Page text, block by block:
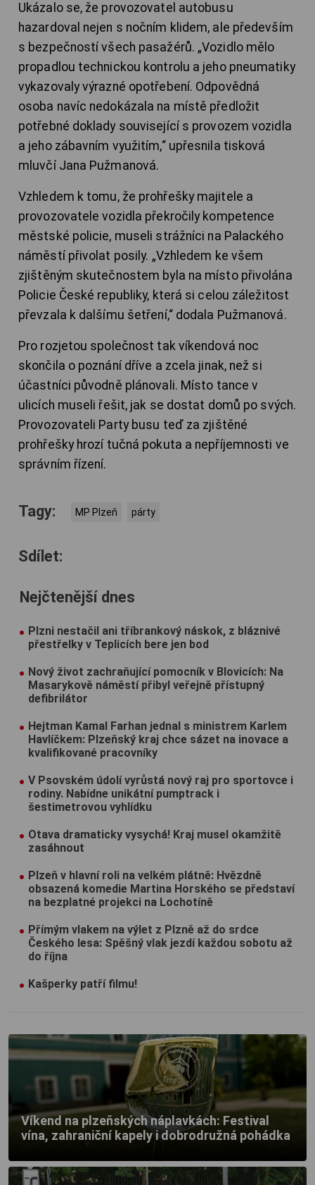
Ukázalo se, že provozovatel autobusu
hazardoval nejen s nočním klidem, ale především
s bezpečností všech pasažérů. „Vozidlo mělo
propadlou technickou kontrolu a jeho pneumatiky
vykazovaly výrazné opotřebení. Odpovědná
osoba navíc nedokázala na místě předložit
potřebné doklady související s provozem vozidla
a jeho zábavním využitím,“ upřesnila tisková
mluvčí Jana Pužmanová.
Vzhledem k tomu, že prohřešky majitele a
provozovatele vozidla překročily kompetence
městské policie, museli strážníci na Palackého
náměstí přivolat posily. „Vzhledem ke všem
zjištěným skutečnostem byla na místo přivolána
Policie České republiky, která si celou záležitost
převzala k dalšímu šetření,“ dodala Pužmanová.
Pro rozjetou společnost tak víkendová noc
skončila o poznání dříve a zcela jinak, než si
účastníci původně plánovali. Místo tance v
ulicích museli řešit, jak se dostat domů po svých.
Provozovateli Party busu teď za zjištěné
prohřešky hrozí tučná pokuta a nepříjemnosti ve
správním řízení.
Tagy: MP Plzeň párty
Sdílet:
Nejčtenější dnes
Plzni nestačil ani tříbrankový náskok, z bláznivé
přestřelky v Teplicích bere jen bod
Nový život zachraňující pomocník v Blovicích: Na
Masarykově náměstí přibyl veřejně přístupný
defibrilátor
Hejtman Kamal Farhan jednal s ministrem Karlem
Havlíčkem: Plzeňský kraj chce sázet na inovace a
kvalifikované pracovníky
V Psovském údolí vyrůstá nový raj pro sportovce i
rodiny. Nabídne unikátní pumptrack i
šestimetrovou vyhlídku
Otava dramaticky vysychá! Kraj musel okamžitě
zasáhnout
Plzeň v hlavní roli na velkém plátně: Hvězdně
obsazená komedie Martina Horského se představí
na bezplatné projekci na Lochotíně
Přímým vlakem na výlet z Plzně až do srdce
Českého lesa: Spěšný vlak jezdí každou sobotu až
do října
Kašperky patří filmu!
Víkend na plzeňských náplavkách: Festival
vína, zahraniční kapely i dobrodružná pohádka